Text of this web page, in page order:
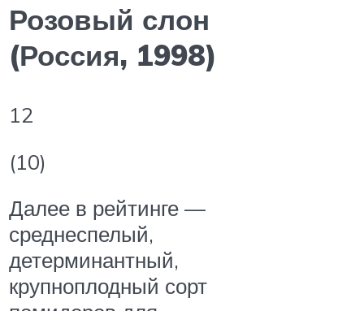
Розовый слон
(Россия, 1998)
12
(10)
Далее в рейтинге —
среднеспелый,
детерминантный,
крупноплодный сорт